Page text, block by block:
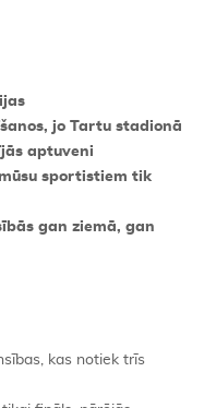
jo Tartu stadionā
aptuveni
sportistiem tik
gan ziemā, gan
kas notiek trīs